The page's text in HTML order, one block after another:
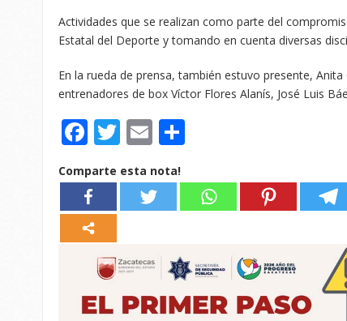
Actividades que se realizan como parte del
Estatal del Deporte y tomando en cuenta diversas
En la rueda de prensa, también estuvo presente,
entrenadores de box Víctor Flores Alanís, José Luis
Facebook
Twitter
Email
Comparte esta nota!